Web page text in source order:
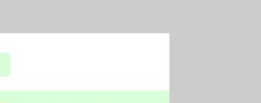
Prima LAJK